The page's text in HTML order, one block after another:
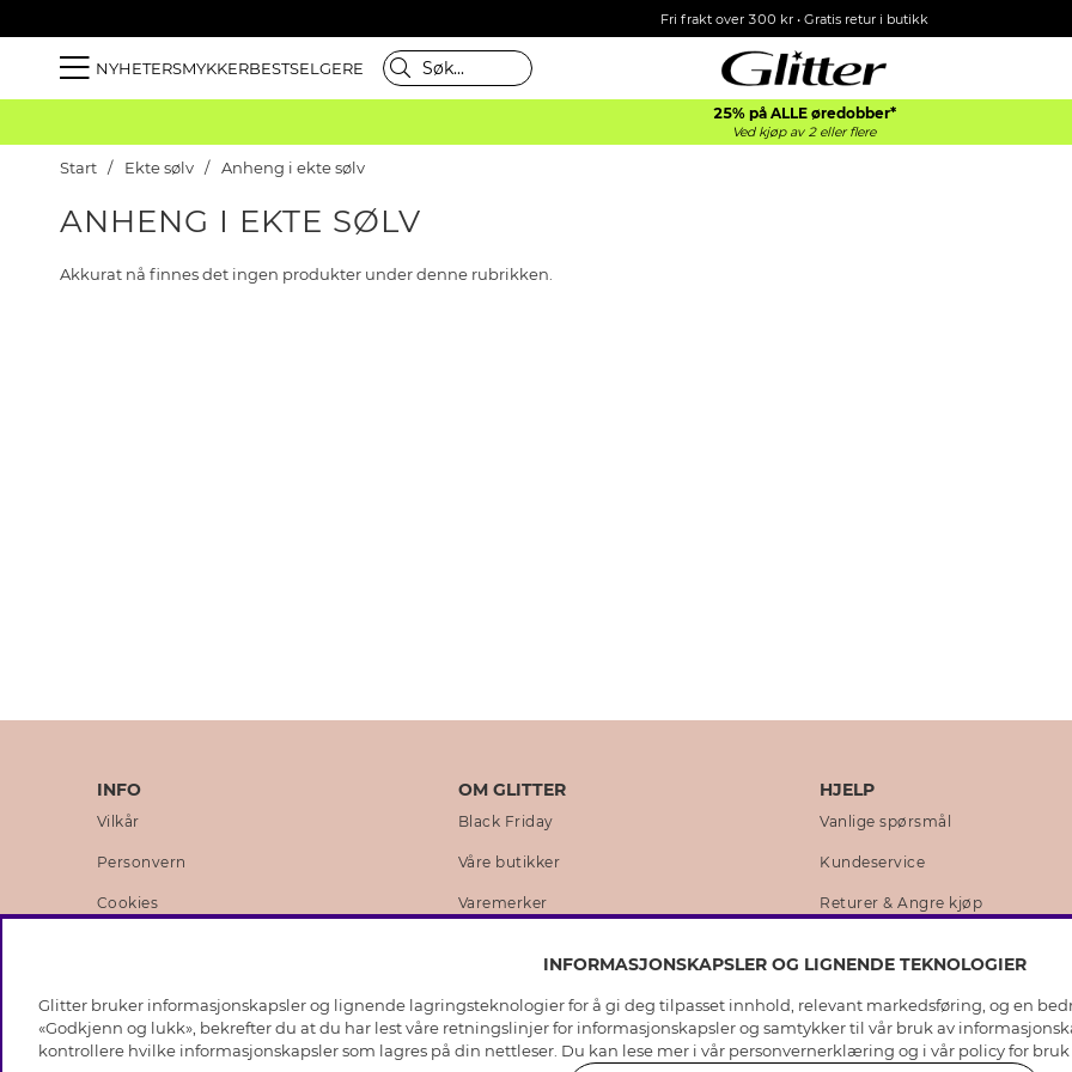
Fri frakt over 300 kr • Gratis retur i butikk
NYHETERSMYKKERBESTSELGERE
25% på ALLE øredobber*
Ved kjøp av 2 eller flere
Start Ekte sølv Anheng i ekte sølv
ANHENG I EKTE SØLV
Akkurat nå finnes det ingen produkter under denne rubrikken.
INFO
Vilkår
Personvern
Cookies
Tilbakekalling
OM GLITTER
Black Friday
Våre butikker
Varemerker
Åpenhetsloven
Likestillingsredegjørelse 2025
HJELP
Vanlige spørsmål
Kundeservice
Returer & Angre kjøp
Storrelsesguide for ringer
Smykker i rustfritt stål
INFORMASJONSKAPSLER OG LIGNENDE TEKNOLOGIER
Glitter bruker informasjonskapsler og lignende lagringsteknologier for å gi deg tilpasset innhold, relevant markedsføring, og en
«Godkjenn og lukk», bekrefter du at du har lest våre retningslinjer for informasjonskapsler og samtykker til vår bruk av
kontrollere hvilke informasjonskapsler som lagres på din nettleser. Du kan lese mer i vår personvernerklæring og i vår policy for bruk